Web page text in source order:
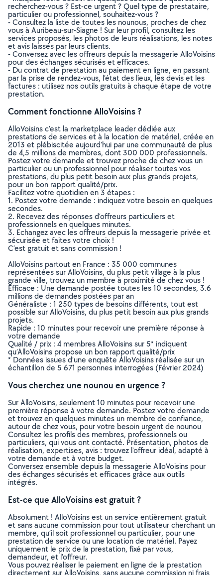
recherchez-vous ? Est-ce urgent ? Quel type de prestataire,
particulier ou professionnel, souhaitez-vous ?
- Consultez la liste de toutes les nounous, proches de chez
vous à Auribeau-sur-Siagne ! Sur leur profil, consultez les
services proposés, les photos de leurs réalisations, les notes
et avis laissés par leurs clients.
- Conversez avec les offreurs depuis la messagerie AlloVoisins
pour des échanges sécurisés et efficaces.
- Du contrat de prestation au paiement en ligne, en passant
par la prise de rendez-vous, l’état des lieux, les devis et les
factures : utilisez nos outils gratuits à chaque étape de votre
prestation.
Comment fonctionne AlloVoisins ?
AlloVoisins c’est la marketplace leader dédiée aux
prestations de services et à la location de matériel, créée en
2013 et plébiscitée aujourd’hui par une communauté de plus
de 4,5 millions de membres, dont 300 000 professionnels.
Postez votre demande et trouvez proche de chez vous un
particulier ou un professionnel pour réaliser toutes vos
prestations, du plus petit besoin aux plus grands projets,
pour un bon rapport qualité/prix.
Facilitez votre quotidien en 3 étapes :
1. Postez votre demande : indiquez votre besoin en quelques
secondes.
2. Recevez des réponses d’offreurs particuliers et
professionnels en quelques minutes.
3. Echangez avec les offreurs depuis la messagerie privée et
sécurisée et faites votre choix !
C’est gratuit et sans commission !
AlloVoisins partout en France : 35 000 communes
représentées sur AlloVoisins, du plus petit village à la plus
grande ville, trouvez un membre à proximité de chez vous !
Efficace : Une demande postée toutes les 10 secondes, 3.6
millions de demandes postées par an
Généraliste : 1 250 types de besoins différents, tout est
possible sur AlloVoisins, du plus petit besoin aux plus grands
projets.
Rapide : 10 minutes pour recevoir une première réponse à
votre demande
Qualité / prix : 4 membres AlloVoisins sur 5* indiquent
qu’AlloVoisins propose un bon rapport qualité/prix
* Données issues d’une enquête AlloVoisins réalisée sur un
échantillon de 5 671 personnes interrogées (Février 2024)
Vous cherchez une nounou en urgence ?
Sur AlloVoisins, seulement 10 minutes pour recevoir une
première réponse à votre demande. Postez votre demande
et trouvez en quelques minutes un membre de confiance,
autour de chez vous, pour votre besoin urgent de nounou
Consultez les profils des membres, professionnels ou
particuliers, qui vous ont contacté. Présentation, photos de
réalisation, expertises, avis : trouvez l'offreur idéal, adapté à
votre demande et à votre budget.
Conversez ensemble depuis la messagerie AlloVoisins pour
des échanges sécurisés et efficaces grâce aux outils
intégrés.
Est-ce que AlloVoisins est gratuit ?
Absolument ! AlloVoisins est un service entièrement gratuit
et sans aucune commission pour tout utilisateur cherchant un
membre, qu’il soit professionnel ou particulier, pour une
prestation de service ou une location de matériel. Payez
uniquement le prix de la prestation, fixé par vous,
demandeur, et l’offreur.
Vous pouvez réaliser le paiement en ligne de la prestation
directement sur AlloVoisins, sans aucune commission ni frais